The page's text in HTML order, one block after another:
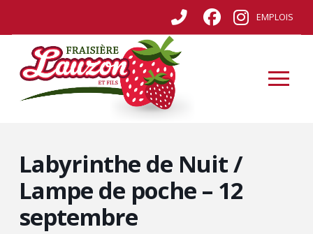
EMPLOIS
Labyrinthe de Nuit /
Lampe de poche – 12
septembre